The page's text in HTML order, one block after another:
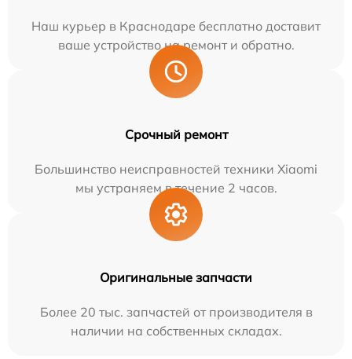
Наш курьер в Краснодаре бесплатно доставит
ваше устройство на ремонт и обратно.
Срочный ремонт
Большинство неисправностей техники Xiaomi
мы устраняем в течение 2 часов.
Оригинальные запчасти
Более 20 тыс. запчастей от производителя в
наличии на собственных складах.